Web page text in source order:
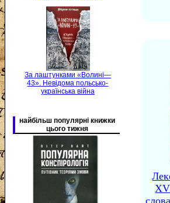
За лаштунками «Волині—
43». Невідома польсько-
українська війна
найбільш популярні книжки
цього тижня